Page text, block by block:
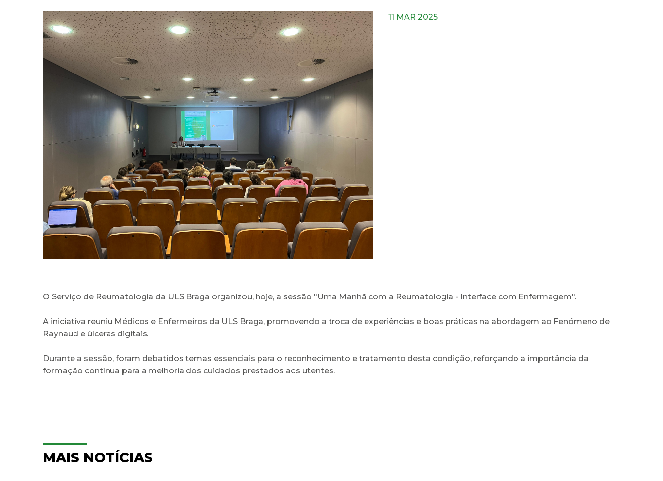
11 MAR 2025
O Serviço de Reumatologia da ULS Braga organizou, hoje, a sessão "Uma Manhã com a Reumatologia - Interface com Enfermagem".
A iniciativa reuniu Médicos e Enfermeiros da ULS Braga, promovendo a troca de experiências e boas práticas na abordagem ao Fenómeno de
Raynaud e úlceras digitais.
Durante a sessão, foram debatidos temas essenciais para o reconhecimento e tratamento desta condição, reforçando a importância da
formação contínua para a melhoria dos cuidados prestados aos utentes.
MAIS NOTÍCIAS